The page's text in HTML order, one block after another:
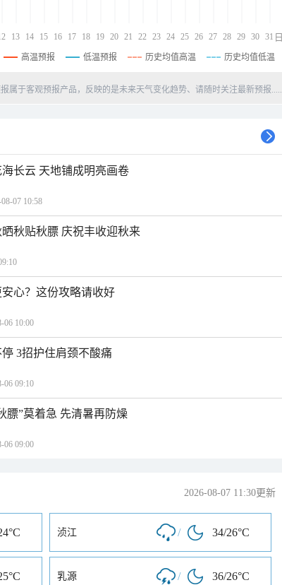
13 14 15 16 17 18 19 20 21 22 23 24 25 26 27 28 29 30 31 日
高温预报 低温预报 历史均值高温 历史均值低温
报属于客观预报产品，反映的是未来天气变化趋势、请随时关注最新预报.....
长云 天地铺成明亮画卷
07 10:58
秋贴秋膘 庆祝丰收迎秋来
心？这份攻略请收好
06 10:00
3招护住肩颈不酸痛
06 09:10
膘”莫着急 先清暑再防燥
06 09:00
2026-08-07 11:30更新
浈江 / 34/26°C
乳源 / 36/26°C